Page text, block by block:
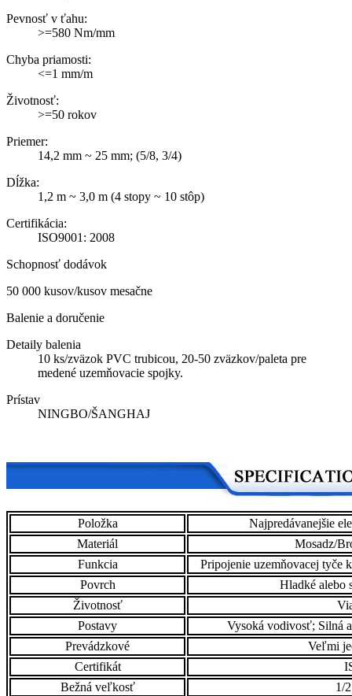
Pevnosť v ťahu:
>=580 Nm/mm
Chyba priamosti:
<=1 mm/m
Životnosť:
>=50 rokov
Priemer:
14,2 mm ~ 25 mm; (5/8, 3/4)
Dĺžka:
1,2 m ~ 3,0 m (4 stopy ~ 10 stôp)
Certifikácia:
ISO9001: 2008
Schopnosť dodávok
50 000 kusov/kusov mesačne
Balenie a doručenie
Detaily balenia
10 ks/zväzok PVC trubicou, 20-50 zväzkov/paleta pre
medené uzemňovacie spojky.
Prístav
NINGBO/ŠANGHAJ
Položka
Najpredávanejšie
Materiál
Mosadz/
Funkcia
Pripojenie uzemňovacej tyče
Povrch
Hladké alebo
Životnosť
Postavy
Vysoká vodivosť; Silná
Prevádzkové
Veľmi
Certifikát
Bežná veľkosť
1/